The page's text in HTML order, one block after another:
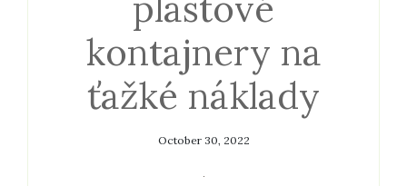
kontajnery na
ťažké náklady
October 30, 2022